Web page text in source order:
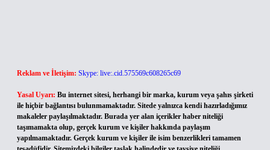
Reklam ve İletişim: Skype: live:.cid.575569c608265c69
Yasal Uyarı: Bu internet sitesi, herhangi bir marka, kurum veya şahıs şirketi
ile hiçbir bağlantısı bulunmamaktadır. Sitede yalnızca kendi hazırladığımız
makaleler paylaşılmaktadır. Burada yer alan içerikler haber niteliği
taşımamakta olup, gerçek kurum ve kişiler hakkında paylaşım
yapılmamaktadır. Gerçek kurum ve kişiler ile isim benzerlikleri tamamen